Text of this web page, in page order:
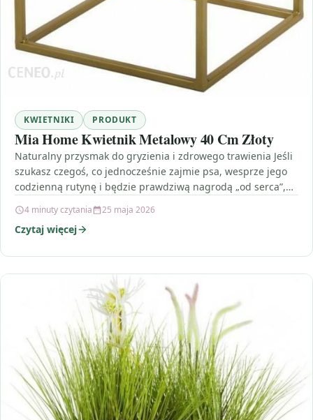
KWIETNIKI PRODUKT
Mia Home Kwietnik Metalowy 40 Cm Złoty
Naturalny przysmak do gryzienia i zdrowego trawienia Jeśli
szukasz czegoś, co jednocześnie zajmie psa, wesprze jego
codzienną rutynę i będzie prawdziwą nagrodą „od serca”,…
4 minuty czytania 25 maja 2026
Czytaj więcej